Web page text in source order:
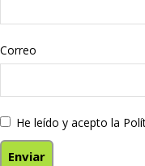
Correo
He leído y acepto la